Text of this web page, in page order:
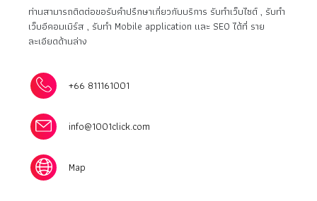
ท่านสามารถติดต่อขอรับคำปรึกษาเกี่ยวกับบริการ รับทำเว็บไซต์ , รับทำ
เว็บอีคอมเมิร์ส , รับทำ Mobile application และ SEO ได้ที่ ราย
ละเอียดด้านล่าง
+66 811161001
info@1001click.com
Map